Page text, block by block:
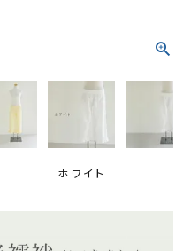
その他
10,000-20,000円
ホワイト